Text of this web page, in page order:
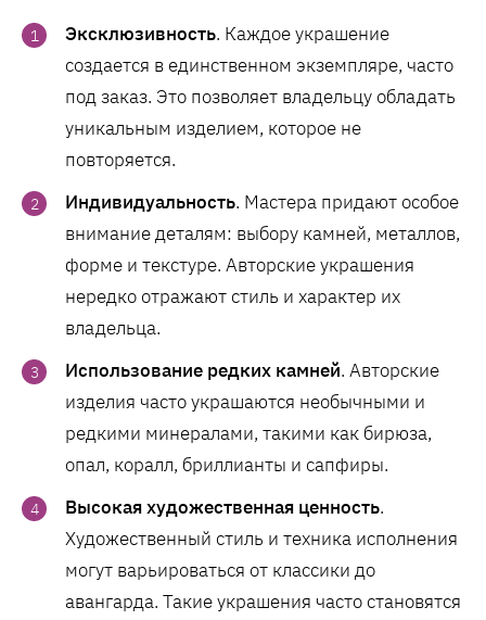
Эксклюзивность. Каждое украшение
создается в единственном экземпляре, часто
под заказ. Это позволяет владельцу обладать
уникальным изделием, которое не
повторяется.
Индивидуальность. Мастера придают особое
внимание деталям: выбору камней, металлов,
форме и текстуре. Авторские украшения
нередко отражают стиль и характер их
владельца.
Использование редких камней. Авторские
изделия часто украшаются необычными и
редкими минералами, такими как бирюза,
опал, коралл, бриллианты и сапфиры​.
Высокая художественная ценность.
Художественный стиль и техника исполнения
могут варьироваться от классики до
авангарда. Такие украшения часто становятся